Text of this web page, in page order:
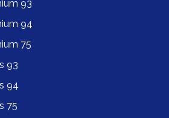
93
94
75
93
94
75